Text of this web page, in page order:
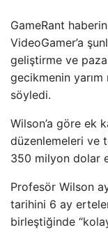
GameRant
VideoGamer’a
geliştirme ve
gecikmenin
söyledi.
Wilson’a göre ek
düzenlemeleri ve
350 milyon dolar
Profesör Wilson
tarihini 6 ay
birleştiğinde